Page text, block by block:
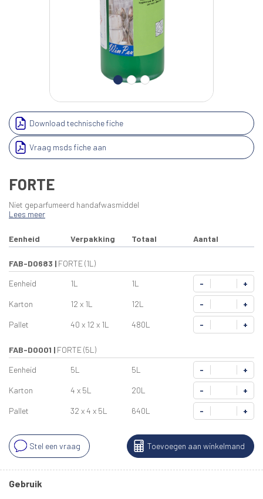
Download technische fiche
Vraag msds fiche aan
FORTE
Niet geparfumeerd handafwasmiddel
Lees meer
Eenheid Verpakking Totaal Aantal
FAB-D0683 | FORTE (1L)
Eenheid
1L 1L - +
Karton 12 x 1L 12L - +
Pallet 40 x 12 x 1L 480L - +
FAB-D0001 | FORTE (5L)
Eenheid
5L 5L - +
Karton 4 x 5L 20L - +
Pallet 32 x 4 x 5L 640L - +
Toevoegen aan winkelmand
Stel een vraag
Gebruik